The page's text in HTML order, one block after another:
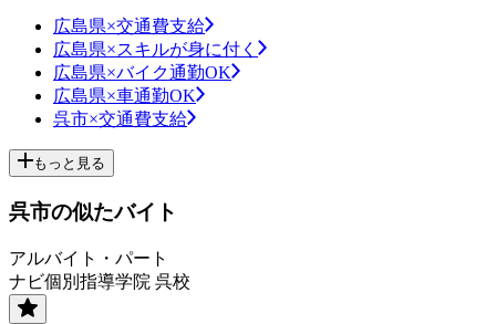
広島県×交通費支給
広島県×スキルが身に付く
広島県×バイク通勤OK
広島県×車通勤OK
呉市×交通費支給
もっと見る
呉市の似たバイト
アルバイト・パート
ナビ個別指導学院 呉校